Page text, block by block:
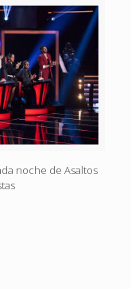
noche de Asaltos